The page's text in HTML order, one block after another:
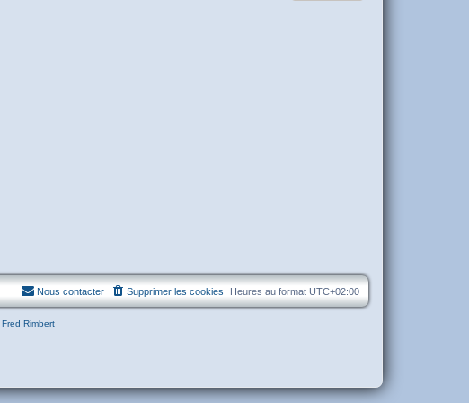
Heures au format UTC+02:00
Supprimer les cookies
Nous contacter
Fred Rimbert